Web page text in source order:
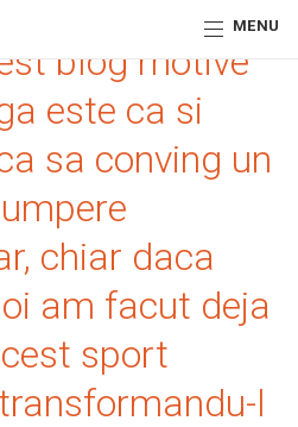
MENU
blog motive
este ca si
sa conving un
chiar daca
am facut deja
sport
l